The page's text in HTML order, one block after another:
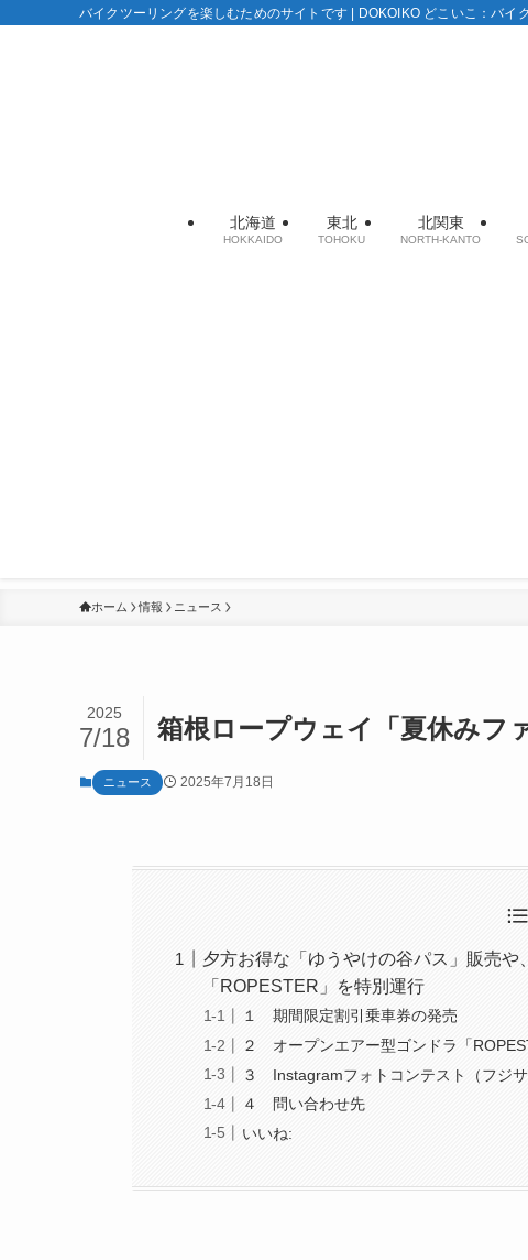
バイクツーリングを楽しむためのサイトです | DOKOIKO どこいこ：バイ
北海道
HOKKAIDO
東北
TOHOKU
北関東
NORTH-KANTO
ホーム 情報 ニュース
箱根ロープウェイ「夏休みフ
2025
7/18
ニュース 2025年7月18日
夕方お得な「ゆうやけの谷パス」販売
「ROPESTER」を特別運行
１ 期間限定割引乗車券の発売
２ オープンエアー型ゴンドラ「
３ Instagramフォトコンテスト（フジ
４ 問い合わせ先
いいね: